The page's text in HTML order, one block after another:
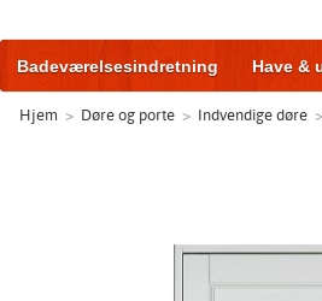
Badeværelsesindretning Have &
Træningsudstyr Yderdøre
Hjem > Døre og porte > Indvendige døre >